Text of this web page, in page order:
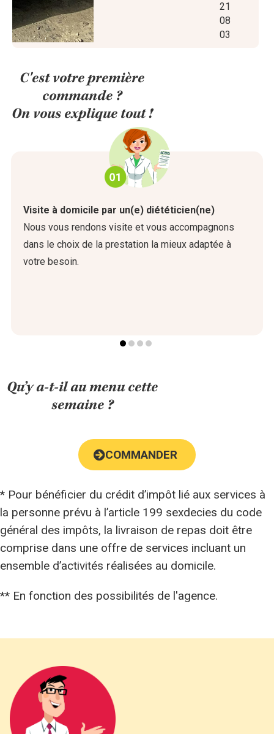
21
08
03
C'est votre première
commande ?
On vous explique tout !
Visite à domicile par un(e) diététicien(ne)
Nous vous rendons visite et vous accompagnons
dans le choix de la prestation la mieux adaptée à
votre besoin.
Qu’y a-t-il au menu cette
semaine ?
COMMANDER
* Pour bénéficier du crédit d’impôt lié aux services à
la personne prévu à l’article 199 sexdecies du code
général des impôts, la livraison de repas doit être
comprise dans une offre de services incluant un
ensemble d’activités réalisées au domicile.
** En fonction des possibilités de l'agence.